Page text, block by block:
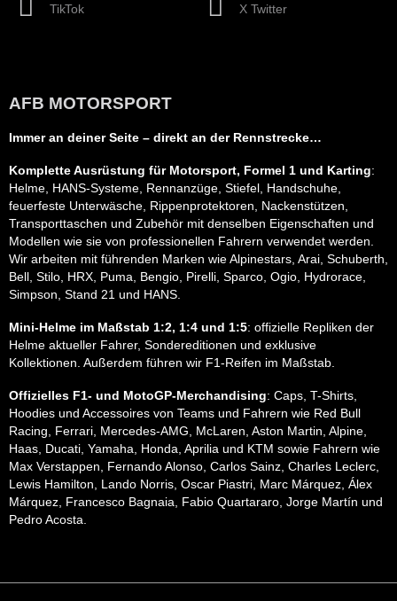
TikTok X Twitter
AFB MOTORSPORT
Immer an deiner Seite – direkt an der Rennstrecke…
Komplette Ausrüstung für Motorsport, Formel 1 und Karting:
Helme, HANS-Systeme, Rennanzüge, Stiefel, Handschuhe,
feuerfeste Unterwäsche, Rippenprotektoren, Nackenstützen,
Transporttaschen und Zubehör mit denselben Eigenschaften und
Modellen wie sie von professionellen Fahrern verwendet werden.
Wir arbeiten mit führenden Marken wie Alpinestars, Arai, Schuberth,
Bell, Stilo, HRX, Puma, Bengio, Pirelli, Sparco, Ogio, Hydrorace,
Simpson, Stand 21 und HANS.
Mini-Helme im Maßstab 1:2, 1:4 und 1:5: offizielle Repliken der
Helme aktueller Fahrer, Sondereditionen und exklusive
Kollektionen. Außerdem führen wir F1-Reifen im Maßstab.
Offizielles F1- und MotoGP-Merchandising: Caps, T-Shirts,
Hoodies und Accessoires von Teams und Fahrern wie Red Bull
Racing, Ferrari, Mercedes-AMG, McLaren, Aston Martin, Alpine,
Haas, Ducati, Yamaha, Honda, Aprilia und KTM sowie Fahrern wie
Max Verstappen, Fernando Alonso, Carlos Sainz, Charles Leclerc,
Lewis Hamilton, Lando Norris, Oscar Piastri, Marc Márquez, Álex
Márquez, Francesco Bagnaia, Fabio Quartararo, Jorge Martín und
Pedro Acosta.